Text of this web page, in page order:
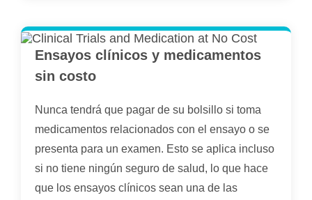
Ensayos clínicos y medicamentos
sin costo
Nunca tendrá que pagar de su bolsillo si toma
medicamentos relacionados con el ensayo o se
presenta para un examen. Esto se aplica incluso
si no tiene ningún seguro de salud, lo que hace
que los ensayos clínicos sean una de las